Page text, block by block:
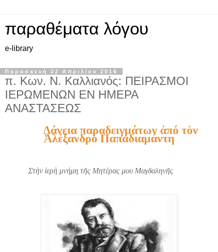
παραθέματα λόγου
e-library
Παρασκευή 22 Απριλίου 2016
π. Κων. Ν. Καλλιανός: ΠΕΙΡΑΣΜΟΙ
ΙΕΡΩΜΕΝΩΝ ΕΝ ΗΜΕΡΑ
ΑΝΑΣΤΑΣΕΩΣ
Δάνεια παραδειγμάτων ἀπό τὸν
Ἀλέξανδρο Παπαδιαμάντη
Στὴν ἱερὴ μνήμη τῆς Μητέρας μου Μαγδαληνῆς